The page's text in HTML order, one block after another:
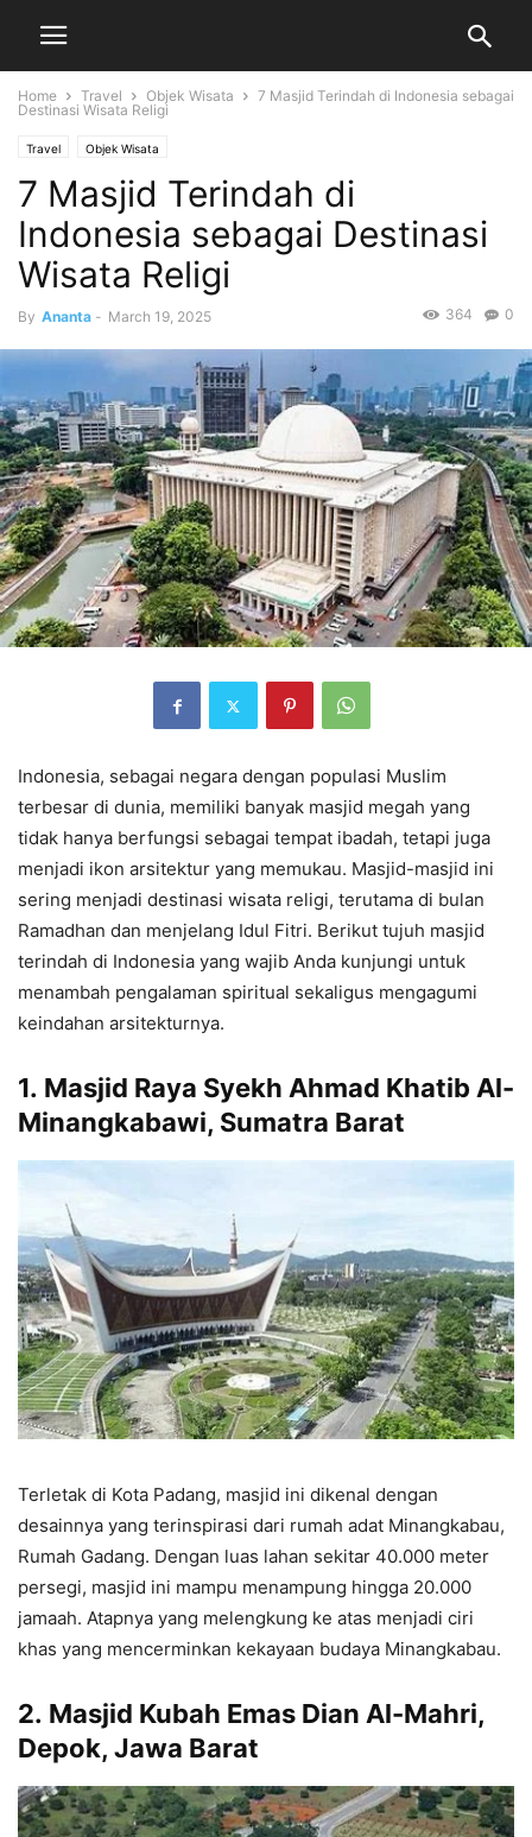
Home Travel Objek Wisata
7 Masjid Terindah di Indonesia sebagai
Destinasi Wisata Religi
Travel Objek Wisata
7 Masjid Terindah di
Indonesia sebagai Destinasi
Wisata Religi
By Ananta - March 19, 2025 0
364
Indonesia, sebagai negara dengan populasi Muslim
terbesar di dunia, memiliki banyak masjid megah yang
tidak hanya berfungsi sebagai tempat ibadah, tetapi juga
menjadi ikon arsitektur yang memukau. Masjid-masjid ini
sering menjadi destinasi wisata religi, terutama di bulan
Ramadhan dan menjelang Idul Fitri. Berikut tujuh masjid
terindah di Indonesia yang wajib Anda kunjungi untuk
menambah pengalaman spiritual sekaligus mengagumi
keindahan arsitekturnya.
1. Masjid Raya Syekh Ahmad Khatib Al-
Minangkabawi, Sumatra Barat
Terletak di Kota Padang, masjid ini dikenal dengan
desainnya yang terinspirasi dari rumah adat Minangkabau,
Rumah Gadang. Dengan luas lahan sekitar 40.000 meter
persegi, masjid ini mampu menampung hingga 20.000
jamaah. Atapnya yang melengkung ke atas menjadi ciri
khas yang mencerminkan kekayaan budaya Minangkabau.
2. Masjid Kubah Emas Dian Al-Mahri,
Depok, Jawa Barat